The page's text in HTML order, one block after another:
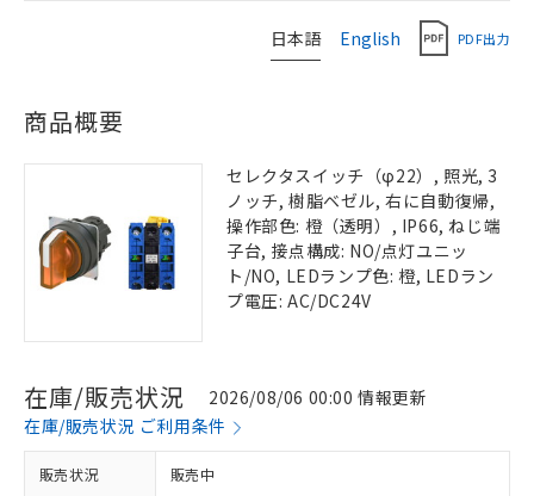
日本語 English PDF出力
商品概要
セレクタスイッチ（φ22）, 照光, 3
ノッチ, 樹脂ベゼル, 右に自動復帰,
操作部色: 橙（透明）, IP66, ねじ端
子台, 接点構成: NO/点灯ユニッ
ト/NO, LEDランプ色: 橙, LEDラン
プ電圧: AC/DC24V
在庫/販売状況
2026/08/06 00:00 情報更新
在庫/販売状況 ご利用条件
販売状況 販売中